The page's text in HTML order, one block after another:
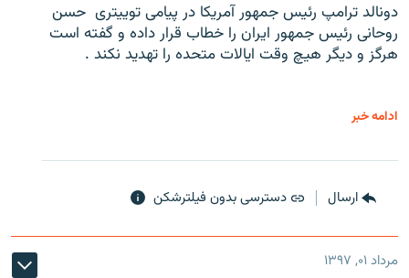
دونالد ترامپ رئیس جمهور آمریکا در پیامی توییتری ‌ حسن
روحانی رئیس جمهور ایران را خطاب قرار داده و گفته است
هرگز و دیگر هیچ وقت ایالات متحده را تهدید نکند .
ادامه خبر
ارسال دسترسی بدون فیلترشکن
مرداد ۰۱, ۱۳۹۷